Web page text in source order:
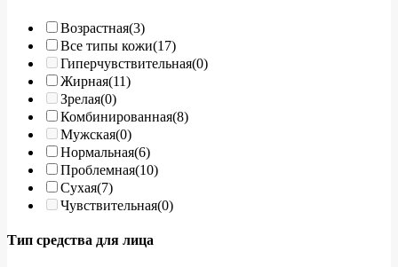
Возрастная(3)
Все типы кожи(17)
Гиперчувствительная(0)
Жирная(11)
Зрелая(0)
Комбинированная(8)
Мужская(0)
Нормальная(6)
Проблемная(10)
Сухая(7)
Чувствительная(0)
Тип средства для лица